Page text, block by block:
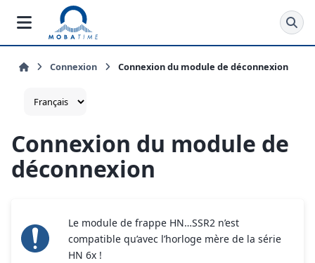
Connexion Connexion du module de déconnexion
Connexion du module de
déconnexion
Le module de frappe HN…SSR2 n’est
compatible qu’avec l’horloge mère de la série
HN 6x !